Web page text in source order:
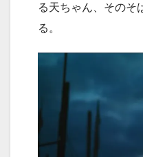
る天ちゃん、そのそ
る。